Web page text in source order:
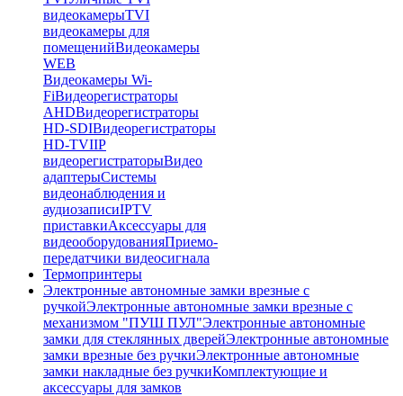
видеокамерыTVI
видеокамеры для
помещенийВидеокамеры
WEB
Видеокамеры Wi-
FiВидеорегистраторы
AHDВидеорегистраторы
HD-SDIВидеорегистраторы
HD-TVIIP
видеорегистраторыВидео
адаптерыСистемы
видеонаблюдения и
аудиозаписиIPTV
приставкиАксессуары для
видеооборудованияПриемо-
передатчики видеосигнала
Термопринтеры
Электронные автономные замки врезные с
ручкойЭлектронные автономные замки врезные с
механизмом "ПУШ ПУЛ"Электронные автономные
замки для стеклянных дверейЭлектронные автономные
замки врезные без ручкиЭлектронные автономные
замки накладные без ручкиКомплектующие и
аксессуары для замков